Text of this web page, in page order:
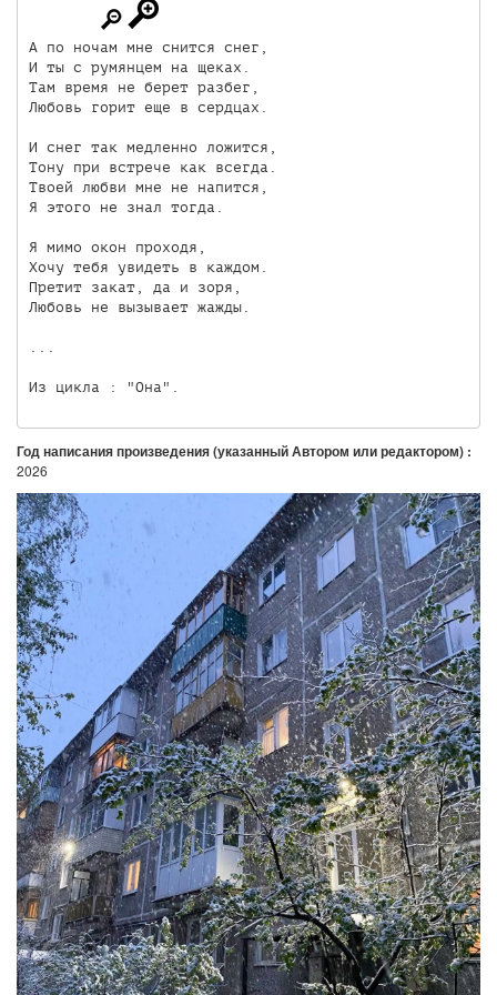
А по ночам мне снится снег,
И ты с румянцем на щеках.
Там время не берет разбег,
Любовь горит еще в сердцах.
И снег так медленно ложится,
Тону при встрече как всегда.
Твоей любви мне не напится,
Я этого не знал тогда.
Я мимо окон проходя,
Хочу тебя увидеть в каждом.
Претит закат, да и зоря,
Любовь не вызывает жажды.
Из цикла : "Она".
Год написания произведения (указанный Автором или редактором) :
2026